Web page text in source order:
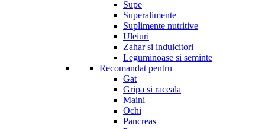
Supe
Superalimente
Suplimente nutritive
Uleiuri
Zahar si indulcitori
Leguminoase si seminte
Recomandat pentru
Gat
Gripa si raceala
Maini
Ochi
Pancreas